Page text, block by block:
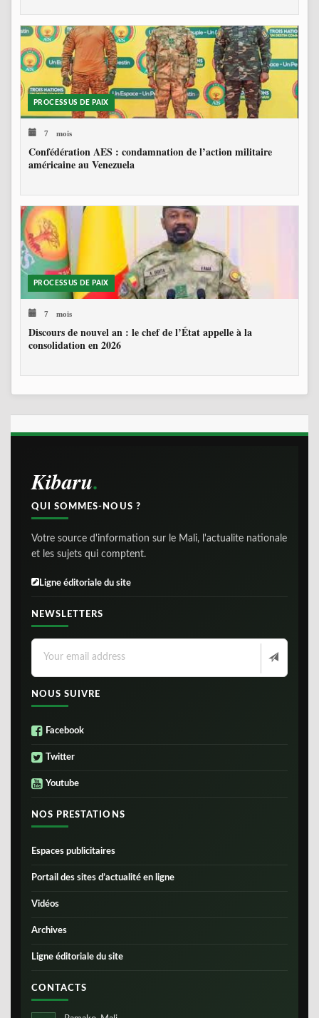
PROCESSUS DE PAIX
7 mois
Confédération AES : condamnation de l’action militaire
américaine au Venezuela
PROCESSUS DE PAIX
7 mois
Discours de nouvel an : le chef de l’État appelle à la
consolidation en 2026
Kibaru
QUI SOMMES-NOUS ?
Votre source d'information sur le Mali, l'actualite nationale
et les sujets qui comptent.
Ligne éditoriale du site
NEWSLETTERS
NOUS SUIVRE
Facebook
Twitter
Youtube
NOS PRESTATIONS
Espaces publicitaires
Portail des sites d’actualité en ligne
Vidéos
Archives
Ligne éditoriale du site
CONTACTS